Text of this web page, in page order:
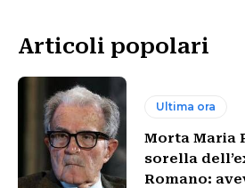
Articoli popolari
Ultima ora
Morta Maria
sorella
Romano: